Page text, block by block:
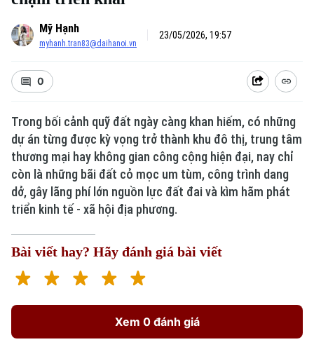
Mỹ Hạnh
myhanh.tran83@daihanoi.vn
23/05/2026, 19:57
0
Trong bối cảnh quỹ đất ngày càng khan hiếm, có những
dự án từng được kỳ vọng trở thành khu đô thị, trung tâm
thương mại hay không gian công cộng hiện đại, nay chỉ
còn là những bãi đất cỏ mọc um tùm, công trình dang
dở, gây lãng phí lớn nguồn lực đất đai và kìm hãm phát
triển kinh tế - xã hội địa phương.
Bài viết hay? Hãy đánh giá bài viết
Xem 0 đánh giá